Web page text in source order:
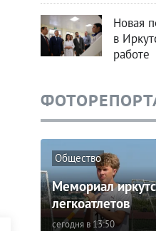
Новая
в
работе
Общество
Мемориал
легкоатлетов
сегодня в 13:50